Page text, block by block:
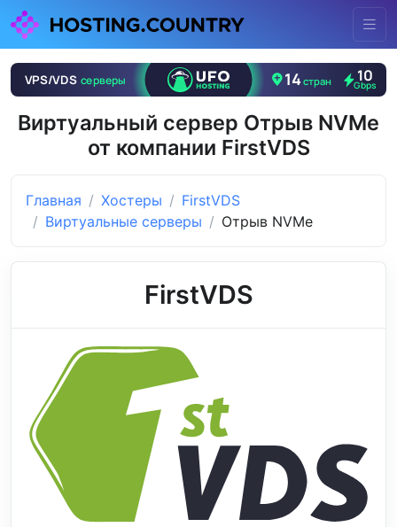
Виртуальный сервер Отрыв NVMe
от компании FirstVDS
Главная Хостеры
FirstVDS
Виртуальные серверы
Отрыв NVMe
FirstVDS